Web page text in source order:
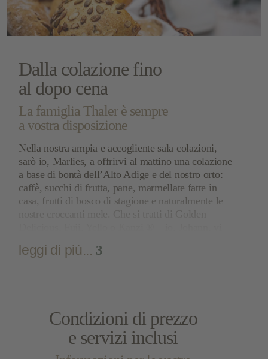
Dalla colazione fino
al dopo cena
La famiglia Thaler è sempre
a vostra disposizione
Nella nostra ampia e accogliente sala colazioni,
sarò io, Marlies, a offrirvi al mattino una colazione
a base di bontà dell’Alto Adige e del nostro orto:
caffè, succhi di frutta, pane, marmellate fatte in
casa, frutti di bosco di stagione e naturalmente le
infatti un appassionato frutticoltore dall’età di 18
e Juliacontribuiscono a sostenere l’azienda
di famiglia. Per una perfetta vacanza in montagna
in Alto Adige, vi consigliamo di prenotare subito
leggi di più... 3
Condizioni di prezzo
e servizi inclusi